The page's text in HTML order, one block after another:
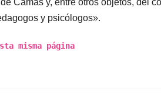
Camas y, entre otros objetos, del
y psicólogos».
misma página